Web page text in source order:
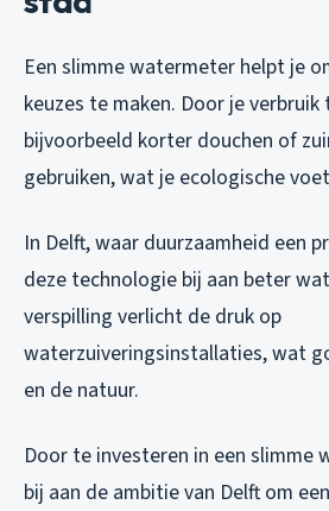
Een slimme watermeter helpt je
keuzes te maken. Door je
bijvoorbeeld korter douchen of
gebruiken, wat je ecologische
In Delft, waar duurzaamheid een
deze technologie bij aan beter
verspilling verlicht de druk op
waterzuiveringsinstallaties, wat
en de natuur.
Door te investeren in een slimme
bij aan de ambitie van Delft om